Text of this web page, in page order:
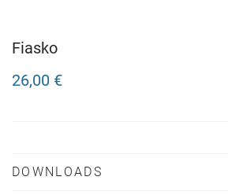
Fiasko
26,00 €
DOWNLOADS